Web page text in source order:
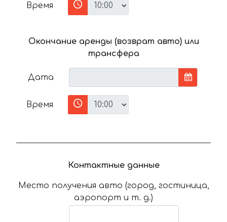
Время
Окончание аренды (возврат авто) или
трансфера
Дата
Время
Контактные данные
Место получения авто (город, гостиница,
аэропорт и т. д.)